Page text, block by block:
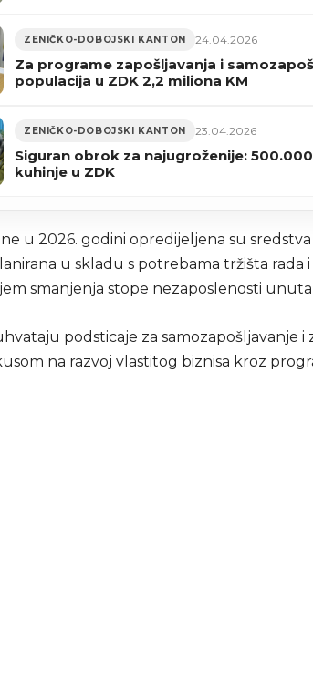
ZENIČKO-DOBOJSKI KANTON 24.04.2026
Za programe zapošljavanja i
populacija u ZDK 2,2 miliona KM
ZENIČKO-DOBOJSKI KANTON 23.04.2026
Siguran obrok za najugroženije:
kuhinje u ZDK
u 2026. godini opredijeljena su
u skladu s potrebama tržišta rada
smanjenja stope nezaposlenosti
podsticaje za samozapošljavanje i
na razvoj vlastitog biznisa kroz